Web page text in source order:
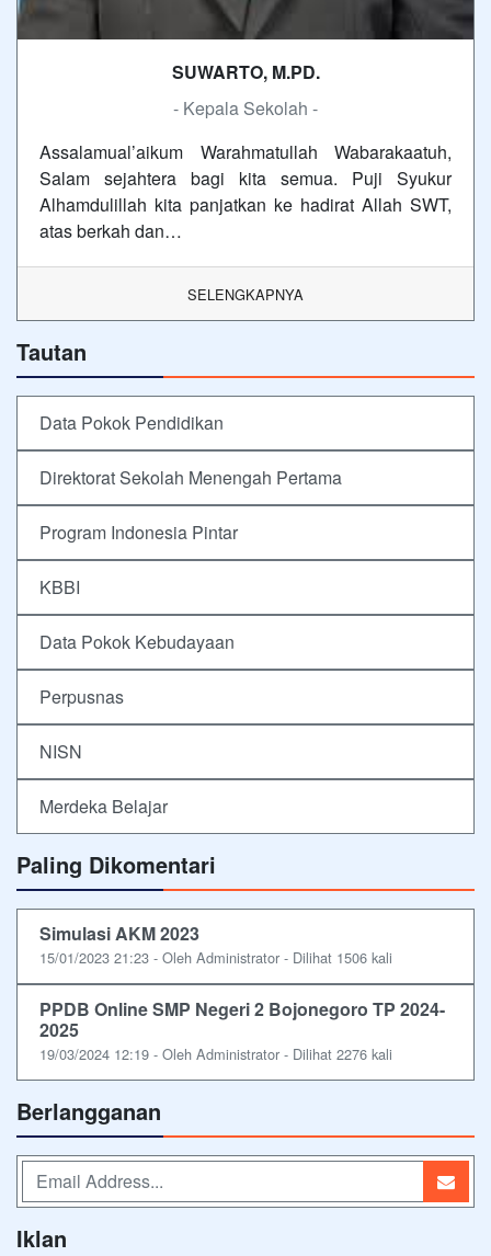
SUWARTO, M.PD.
- Kepala Sekolah -
Assalamual’aikum Warahmatullah Wabarakaatuh,
Salam sejahtera bagi kita semua. Puji Syukur
Alhamdulillah kita panjatkan ke hadirat Allah SWT,
atas berkah dan…
SELENGKAPNYA
Tautan
Data Pokok Pendidikan
Direktorat Sekolah Menengah Pertama
Program Indonesia Pintar
KBBI
Data Pokok Kebudayaan
Perpusnas
NISN
Merdeka Belajar
Paling Dikomentari
Simulasi AKM 2023
15/01/2023 21:23 - Oleh Administrator - Dilihat 1506 kali
PPDB Online SMP Negeri 2 Bojonegoro TP 2024-
2025
19/03/2024 12:19 - Oleh Administrator - Dilihat 2276 kali
Berlangganan
Iklan